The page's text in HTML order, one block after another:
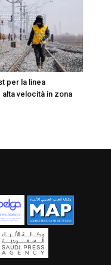
per la linea
velocità in zona